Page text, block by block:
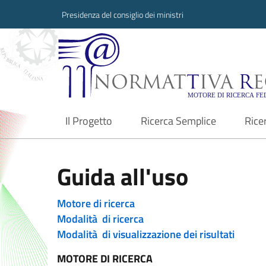
Presidenza del consiglio dei ministri
Normattiva
Il Progetto
current Ricerca Semplice
Guida all'uso
Motore di ricerca
Modalità di ricerca
Modalità di visualizzazione dei risultati
MOTORE DI RICERCA